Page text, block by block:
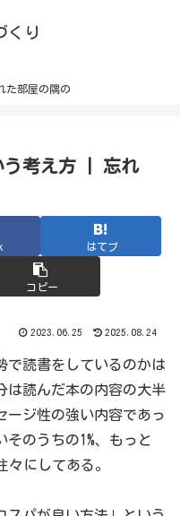
くり
た部屋の隅の
う考え方 | 忘れ
はてブ
コピー
2023.06.25 2025.08.24
読書をしているのかは
は読んだ本の内容の大半
ージ性の強い内容であっ
のうちの1%、もっと
々にしてある。